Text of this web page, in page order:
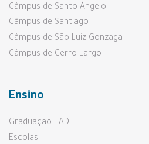
Câmpus de Santo Ângelo
Câmpus de Santiago
Câmpus de São Luiz Gonzaga
Câmpus de Cerro Largo
Ensino
Graduação EAD
Escolas